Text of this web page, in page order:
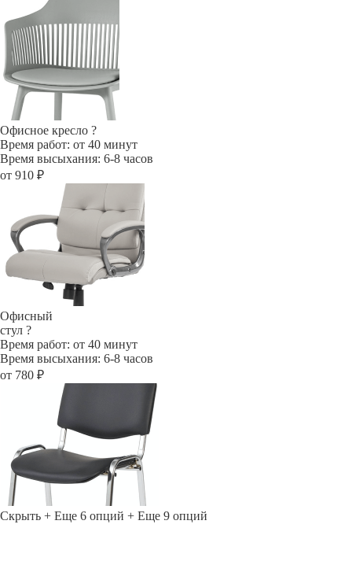
Офисное кресло ?
Время работ: от 40 минут
Время высыхания: 6-8 часов
от 910 ₽
Офисный
стул ?
Время работ: от 40 минут
Время высыхания: 6-8 часов
от 780 ₽
Скрыть + Еще 6 опций + Еще 9 опций